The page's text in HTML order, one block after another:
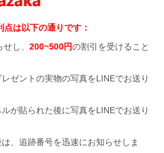
は以下の通りです：
し、 200~500円の割引を受けること
ゼントの実物の写真をLINEでお送り
が貼られた後に写真をLINEでお送り
、追跡番号を迅速にお知らせしま